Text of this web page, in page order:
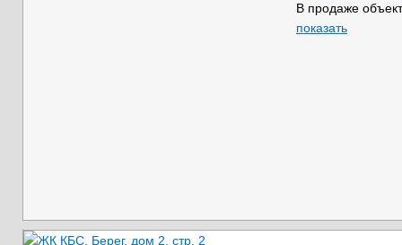
В продаже
показать